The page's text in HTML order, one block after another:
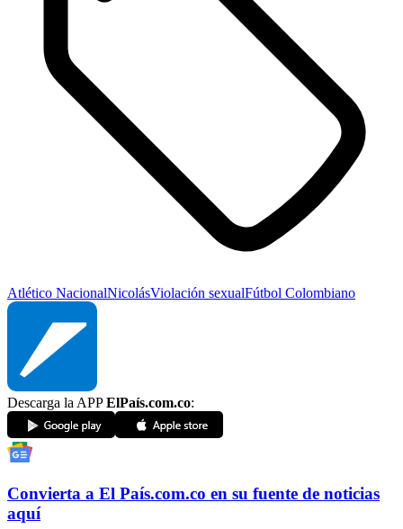
Atlético NacionalNicolásViolación sexualFútbol Colombiano
Descarga la APPElPaís.com.co:
Convierta a El País.com.co en su fuente de noticias
aquí